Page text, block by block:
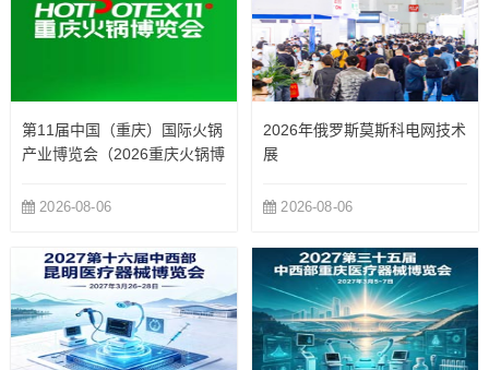
第11届中国（重庆）国际火锅
产业博览会（2026重庆火锅博
2026-08-06
2026年俄罗斯莫斯科电网技术
展
2026-08-06